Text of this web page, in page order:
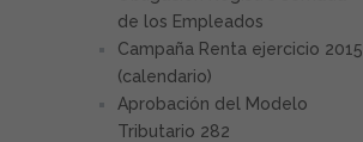
de los Empleados
Campaña Renta ejercicio 2015
(calendario)
Aprobación del Modelo
Tributario 282